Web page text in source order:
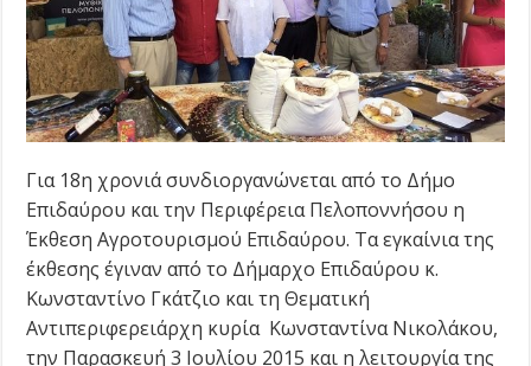
Για 18η χρονιά συνδιοργανώνεται από το Δήμο
Επιδαύρου και την Περιφέρεια Πελοποννήσου η
Έκθεση Αγροτουρισμού Επιδαύρου. Τα εγκαίνια της
έκθεσης έγιναν από το Δήμαρχο Επιδαύρου κ.
Κωνσταντίνο Γκάτζιο και τη Θεματική
Αντιπεριφερειάρχη κυρία Κωνσταντίνα Νικολάκου,
την Παρασκευή 3 Ιουλίου 2015 και η λειτουργία της